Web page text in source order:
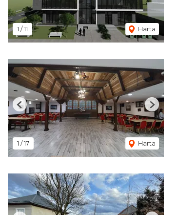
1 /11 Harta
1 /17 Harta
Previous Next